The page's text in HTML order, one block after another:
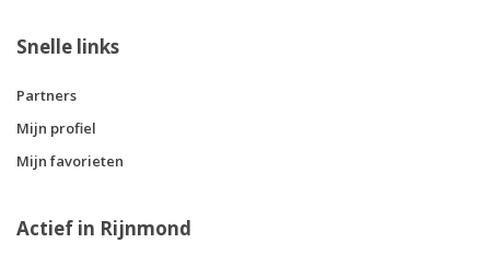
Snelle links
Partners
Mijn profiel
Mijn favorieten
Actief in Rijnmond